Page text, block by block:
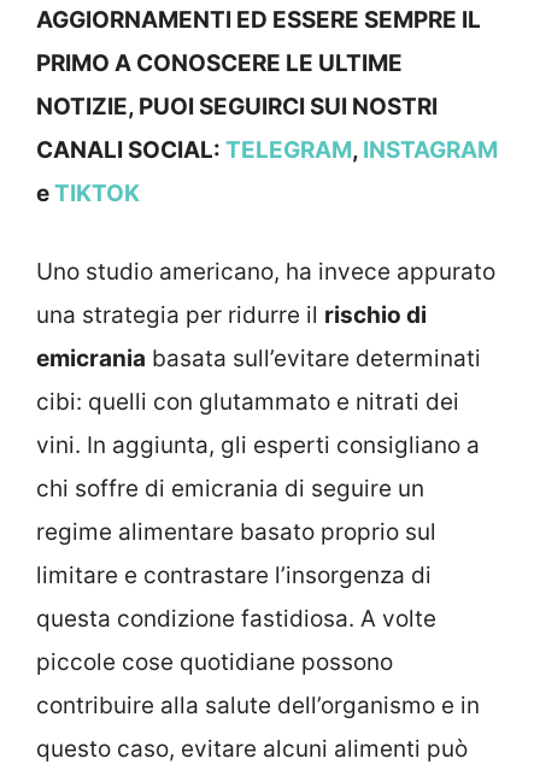
AGGIORNAMENTI ED ESSERE SEMPRE IL
PRIMO A CONOSCERE LE ULTIME
NOTIZIE, PUOI SEGUIRCI SUI NOSTRI
CANALI SOCIAL: TELEGRAM, INSTAGRAM
eTIKTOK
Uno studio americano, ha invece appurato
una strategia per ridurre il rischio di
emicrania basata sull’evitare determinati
cibi: quelli con glutammato e nitrati dei
vini. In aggiunta, gli esperti consigliano a
chi soffre di emicrania di seguire un
regime alimentare basato proprio sul
limitare e contrastare l’insorgenza di
questa condizione fastidiosa. A volte
piccole cose quotidiane possono
contribuire alla salute dell’organismo e in
questo caso, evitare alcuni alimenti può